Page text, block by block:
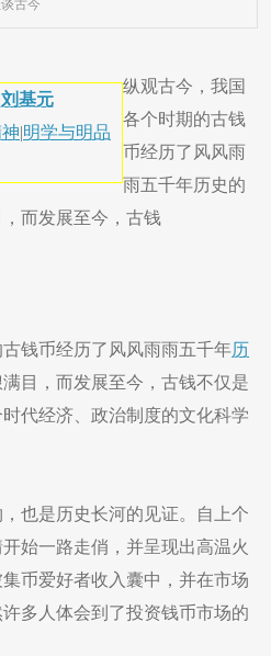
古今
刘基元
|明学与明品
纵观古今，我国
各个时期的古钱
币经历了风风雨
雨五千年历史的
而发展至今，古钱
钱币经历了风风雨雨五千年历
目，而发展至今，古钱不仅是
代经济、政治制度的文化科学
也是历史长河的见证。自上个
始一路走俏，并呈现出高温火
币爱好者收入囊中，并在市场
多人体会到了投资钱币市场的